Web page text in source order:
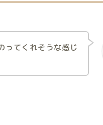
ってくれそうな感じ